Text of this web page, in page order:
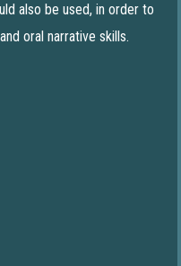
also be used, in order to
oral narrative skills.